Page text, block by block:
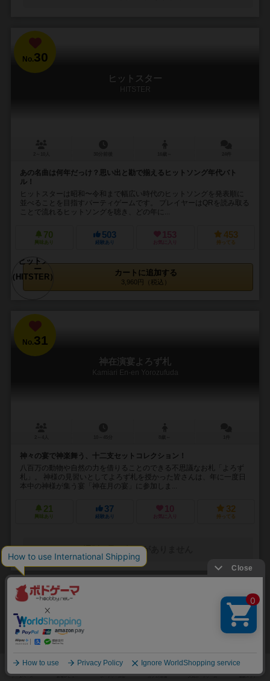
No.30
ヒットスター
HITSTER
あの名曲は何年だっけ？思い出と勘で揃えるヒットソング年代バト
ル！
ヒットスターは昭和〜令和まで幅広い時代のヒットソングを発表順に
並べることを目指すパーティゲームです。 プレイヤーはQRを読み取る
ことで流れるヒットソングを聴き、どの年に...
70
興味あり
503
経験あり
153
お気に入り
453
持ってる
カートに追加する
3,960円（税込）
No.31
神在演宴よろず札
Kamiari En-en Yorozufuda
神々の宴で神楽舞う、十二支セットコレクション！
八百万の動物や自然の力を借りることのできる不思議なお札「よろず
札」。 神様の見習いとしてよろず札を授かった皆さんは、年に一度日
本中の神様が集う宴「神在月の宴」に参加しま...
21
興味あり
37
経験あり
10
お気に入り
32
持ってる
通販の取り扱いがありません
32